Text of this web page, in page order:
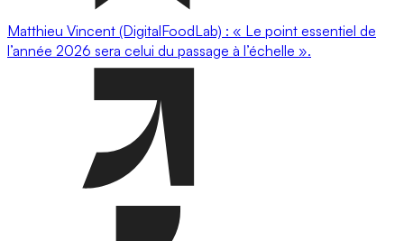
Matthieu Vincent (DigitalFoodLab) : « Le point essentiel de
l’année 2026 sera celui du passage à l’échelle ».